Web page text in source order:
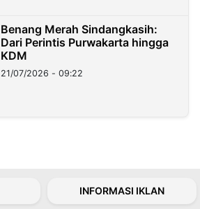
Benang Merah Sindangkasih:
Dari Perintis Purwakarta hingga
KDM
21/07/2026 - 09:22
INFORMASI IKLAN